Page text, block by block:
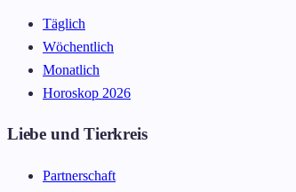
Täglich
Wöchentlich
Monatlich
Horoskop 2026
Liebe und Tierkreis
Partnerschaft